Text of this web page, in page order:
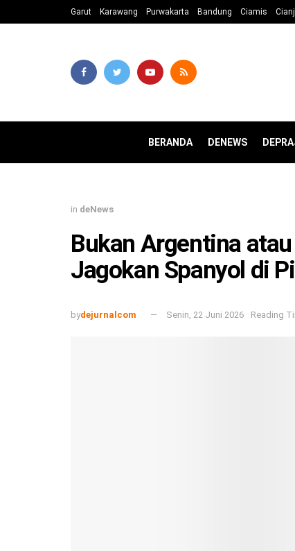
Garut Karawang Purwakarta Bandung Ciamis
BERANDA DENEWS
in deNews
Bukan Argentina
Jagokan Spanyol di
bydejurnalcom Senin, 22 Juni 2026 Reading